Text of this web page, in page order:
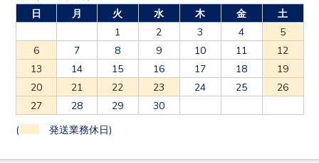
日
月 火 水 木 金
土
1
2 3 4
5
6
7 8 9 10 11
12
13
14 15 16 17 18
19
20
21 22 23 24 25
26
27
28 29 30
( 発送業務休日)